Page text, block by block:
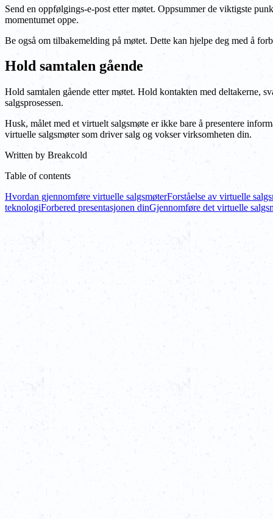
Send en oppfølgings-e-post etter møtet. Oppsummer de viktigste
momentumet oppe.
Be også om tilbakemelding på møtet. Dette kan hjelpe deg med å
Hold samtalen gående
Hold samtalen gående etter møtet. Hold kontakten med deltakerne,
salgsprosessen.
Husk, målet med et virtuelt salgsmøte er ikke bare å presentere
virtuelle salgsmøter som driver salg og vokser virksomheten din.
Written by Breakcold
Table of contents
Hvordan gjennomføre virtuelle salgsmøterForståelse av virtuelle
teknologiForbered presentasjonen dinGjennomføre det virtuelle